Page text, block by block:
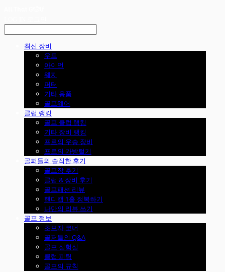
최신 장비
우드
아이언
웨지
퍼터
기타 용품
골프웨어
클럽 랭킹
골프 클럽 랭킹
기타 장비 랭킹
프로의 우승 장비
프로의 가방털기
골퍼들의 솔직한 후기
골프장 후기
클럽 & 장비 후기
골프패션 리뷰
핸디캡 1홀 정복하기
나만의 리뷰 쓰기
골프 정보
초보자 코너
골퍼들의 Q&A
골프 실험실
클럽 피팅
골프의 규칙